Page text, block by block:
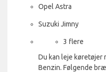
Opel Astra
Suzuki Jimny
3 flere
Du kan leje
Benzin. Følgende